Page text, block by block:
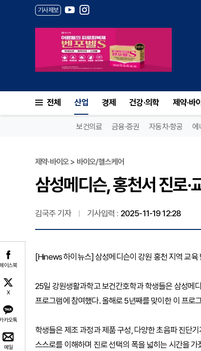
기사제보
전체 산업 경제 건강·의학 제약·바
보건의료 금융·증권 자동차·항공 에
이스북
X
카오톡
메일
제약·바이오 > 바이오/헬스케어
삼성메디슨, 홍천서 진로·
김국주 기자 기사입력 : 2025-11-19 12:28
[Hinews 하이뉴스] 삼성메디슨이 강원 홍천 지역 교
25일 강원생활과학고 보건간호학과 학생들은 삼성메
프로그램에 참여했다. 올해로 5년째를 맞이한 이 프로
학생들은 제조 과정과 제품 구성, 다양한 초음파 진단
스스로를 이해하며 진로 선택의 폭을 넓히는 시간을 가